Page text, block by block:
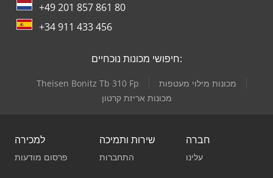
+49 201 857 861 80
+34 911 433 456
חיפושי מכונות נוכחיים:
Theisen Bonitz Tb 310 Fp
מכונות מילוי מעטפות
מכונות אריזת קרטון
למכירה
פרסום מודעות
שירות ותמיכה
התחברות
חברה
עלינו